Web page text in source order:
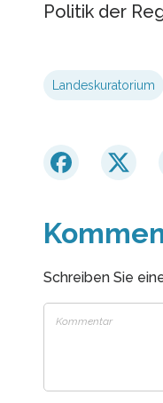
Politik der
Landeskuratorium
Schreiben Sie